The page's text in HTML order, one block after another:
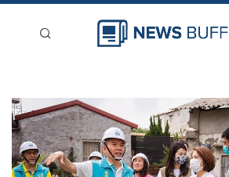
新聞稿分類
登入
刊登